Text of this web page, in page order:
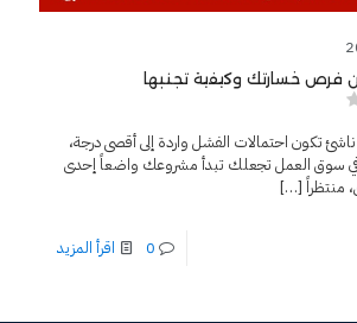
تكون احتمالات الفشل واردة إلى أقصى درجة،
سوق العمل تجعلك تبدأ مشروعك واضعاً إحدى
منتظراً […]
0 اقرأ المزيد